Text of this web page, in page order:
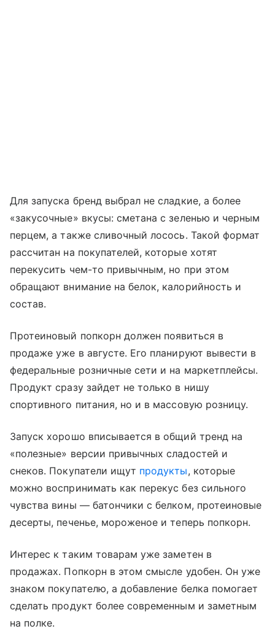
Для запуска бренд выбрал не сладкие, а более
«закусочные» вкусы: сметана с зеленью и черным
перцем, а также сливочный лосось. Такой формат
рассчитан на покупателей, которые хотят
перекусить чем-то привычным, но при этом
обращают внимание на белок, калорийность и
состав.
Протеиновый попкорн должен появиться в
продаже уже в августе. Его планируют вывести в
федеральные розничные сети и на маркетплейсы.
Продукт сразу зайдет не только в нишу
спортивного питания, но и в массовую розницу.
Запуск хорошо вписывается в общий тренд на
«полезные» версии привычных сладостей и
снеков. Покупатели ищут продукты, которые
можно воспринимать как перекус без сильного
чувства вины — батончики с белком, протеиновые
десерты, печенье, мороженое и теперь попкорн.
Интерес к таким товарам уже заметен в
продажах. Попкорн в этом смысле удобен. Он уже
знаком покупателю, а добавление белка помогает
сделать продукт более современным и заметным
на полке.